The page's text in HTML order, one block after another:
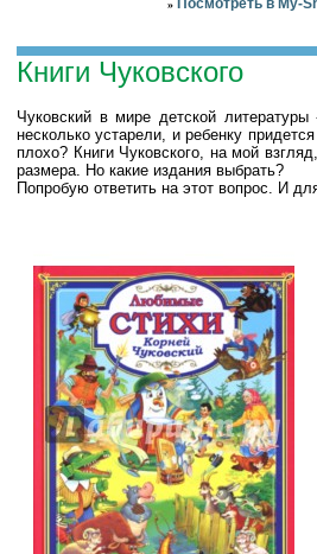
» Посмотреть в My-
Книги Чуковского
Чуковский в мире детской
несколько устарели, и ребенку
плохо? Книги Чуковского, на мой
размера. Но какие издания выбрать?
Попробую ответить на этот вопрос. И